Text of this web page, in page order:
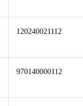
120240021112
970140000112